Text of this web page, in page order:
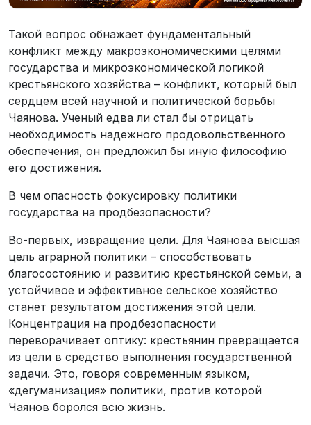
Такой вопрос обнажает фундаментальный
конфликт между макроэкономическими целями
государства и микроэкономической логикой
крестьянского хозяйства – конфликт, который был
сердцем всей научной и политической борьбы
Чаянова. Ученый едва ли стал бы отрицать
необходимость надежного продовольственного
обеспечения, он предложил бы иную философию
его достижения.
В чем опасность фокусировку политики
государства на продбезопасности?
Во-первых, извращение цели. Для Чаянова высшая
цель аграрной политики – способствовать
благосостоянию и развитию крестьянской семьи, а
устойчивое и эффективное сельское хозяйство
станет результатом достижения этой цели.
Концентрация на продбезопасности
переворачивает оптику: крестьянин превращается
из цели в средство выполнения государственной
задачи. Это, говоря современным языком,
«дегуманизация» политики, против которой
Чаянов боролся всю жизнь.